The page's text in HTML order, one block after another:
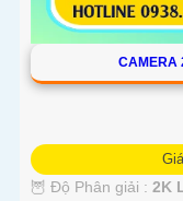
CAMERA
🦉 Độ Phân giải : 2K